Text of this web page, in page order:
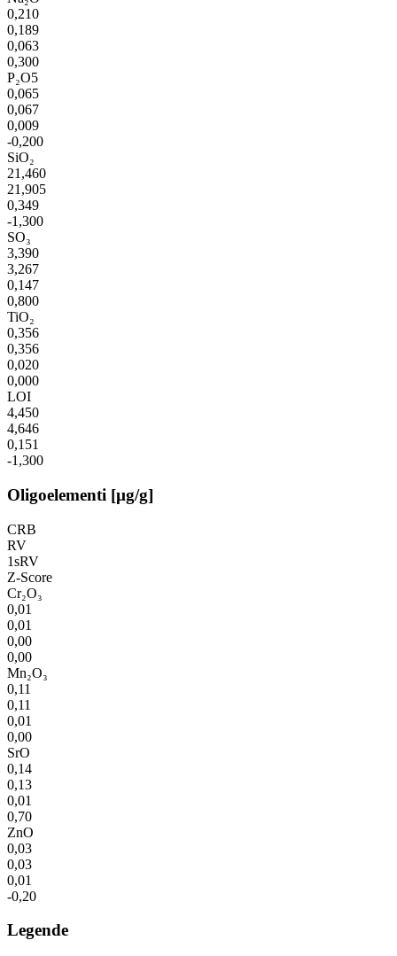
0,210
0,189
0,063
0,300
P₂O5
0,065
0,067
0,009
-0,200
SiO₂
21,460
21,905
0,349
-1,300
SO₃
3,390
3,267
0,147
0,800
TiO₂
0,356
0,356
0,020
0,000
LOI
4,450
4,646
0,151
-1,300
Oligoelementi [µg/g]
CRB
RV
1sRV
Z-Score
Cr₂O₃
0,01
0,01
0,00
0,00
Mn₂O₃
0,11
0,11
0,01
0,00
SrO
0,14
0,13
0,01
0,70
ZnO
0,03
0,03
0,01
-0,20
Legende